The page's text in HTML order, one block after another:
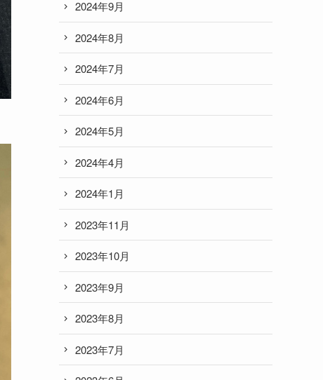
2024年9月
2024年8月
2024年7月
2024年6月
2024年5月
2024年4月
2024年1月
2023年11月
2023年10月
2023年9月
2023年8月
2023年7月